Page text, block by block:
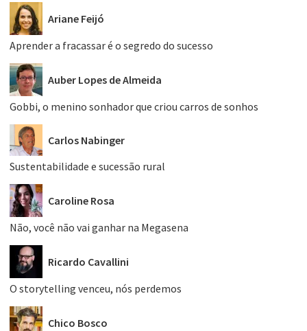
Ariane Feijó
Aprender a fracassar é o segredo do sucesso
Auber Lopes de Almeida
Gobbi, o menino sonhador que criou carros de sonhos
Carlos Nabinger
Sustentabilidade e sucessão rural
Caroline Rosa
Não, você não vai ganhar na Megasena
Ricardo Cavallini
O storytelling venceu, nós perdemos
Chico Bosco